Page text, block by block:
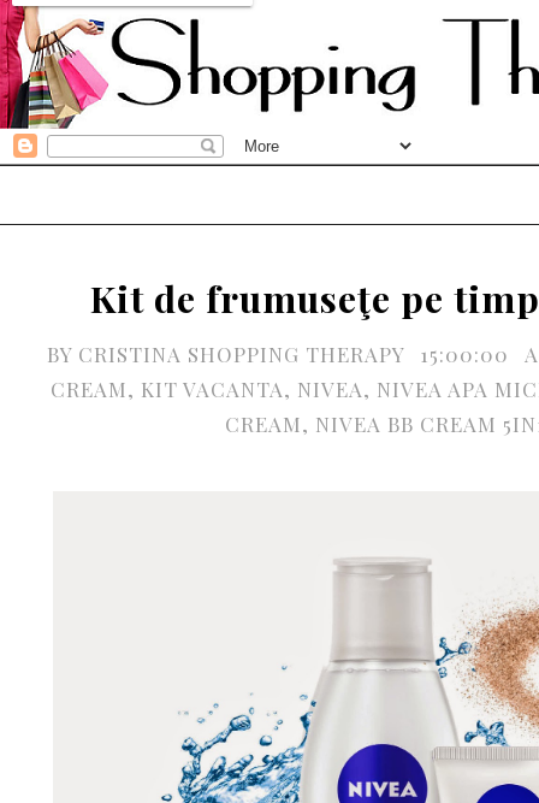
Kit de frumuseţe pe
BY CRISTINA SHOPPING THERAPY 15:00:00
CREAM, KIT VACANTA, NIVEA, NIVEA APA
CREAM, NIVEA BB CREAM